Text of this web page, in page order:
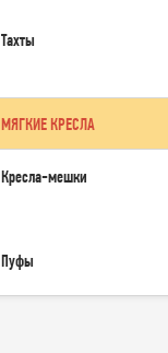
Тахты
МЯГКИЕ КРЕСЛА
Кресла-мешки
Пуфы